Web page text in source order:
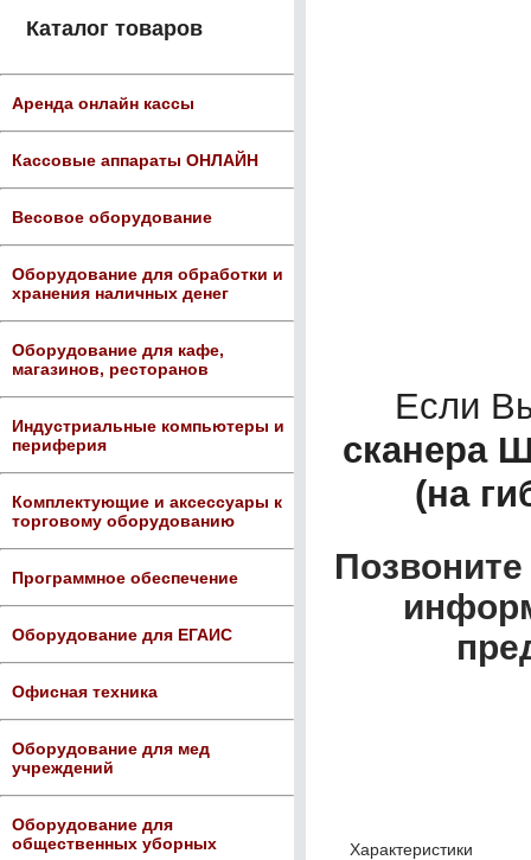
Каталог товаров
Аренда онлайн кассы
Кассовые аппараты ОНЛАЙН
Весовое оборудование
Оборудование для обработки и
хранения наличных денег
Оборудование для кафе,
магазинов, ресторанов
Индустриальные компьютеры и
периферия
Комплектующие и аксессуары к
торговому оборудованию
Программное обеспечение
Оборудование для ЕГАИС
Офисная техника
Оборудование для мед
учреждений
Оборудование для
общественных уборных
Если
сканера
(на
Характеристики